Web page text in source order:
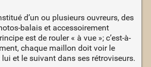
d’un ou plusieurs ouvreurs, des
balais et accessoirement
est de rouler « à vue »; c’est-à-
chaque maillon doit voir le
et le suivant dans ses rétroviseurs.